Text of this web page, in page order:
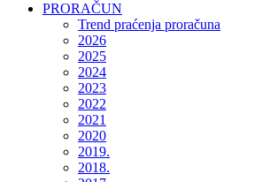
PRORAČUN
Trend praćenja proračuna
2026
2025
2024
2023
2022
2021
2020
2019.
2018.